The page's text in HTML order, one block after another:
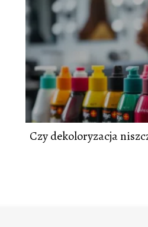
Czy dekoloryzacja